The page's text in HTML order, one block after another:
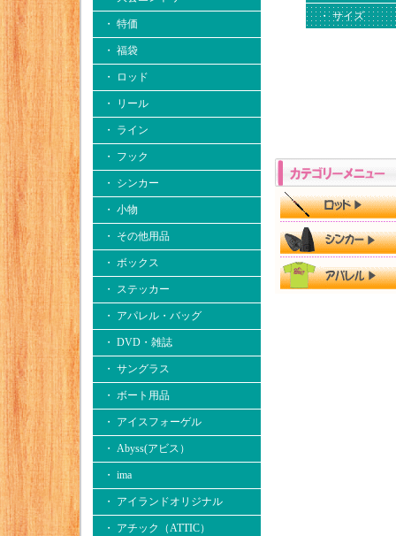
・ 特価
・ 福袋
・ ロッド
・ リール
・ ライン
・ フック
・ シンカー
・ 小物
・ その他用品
・ ボックス
・ ステッカー
・ アパレル・バッグ
・ DVD・雑誌
・ サングラス
・ ボート用品
・ アイスフォーゲル
・ Abyss(アビス）
・ ima
・ アイランドオリジナル
・ アチック（ATTIC）
・ サイズ